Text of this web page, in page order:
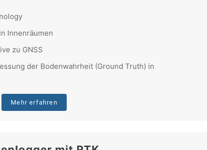
Innenräumen
zu GNSS
der Bodenwahrheit (Ground Truth) in
Mehr erfahren